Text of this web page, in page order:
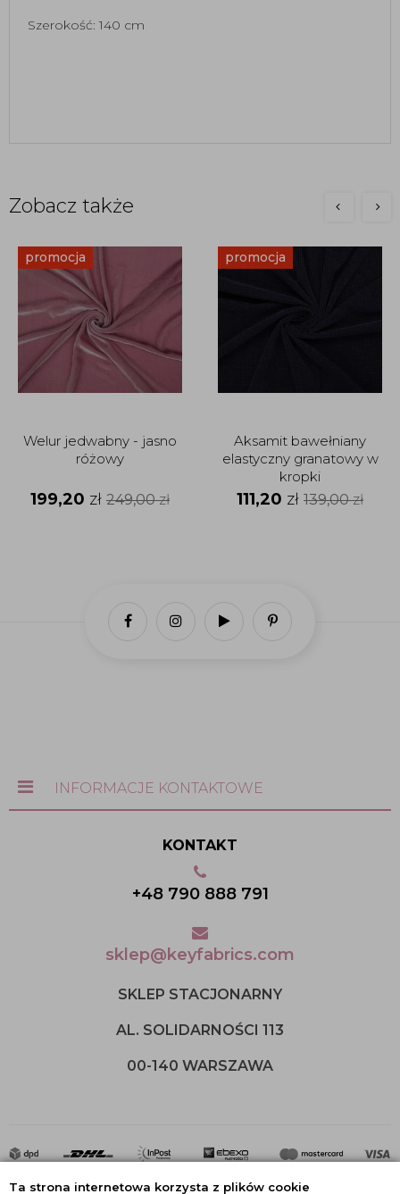
Ta strona internetowa korzysta z plików cookie
Szerokość: 140 cm
Zobacz także
promocja
Welur jedwabny - jasno
różowy
199,20 zł 249,00zł
promocja
Aksamit bawełniany
elastyczny granatowy w
kropki
111,20 zł 139,00zł
INFORMACJE KONTAKTOWE
KONTAKT
+48 790 888 791
sklep@keyfabrics.com
SKLEP STACJONARNY
AL. SOLIDARNOŚCI 113
00-140 WARSZAWA